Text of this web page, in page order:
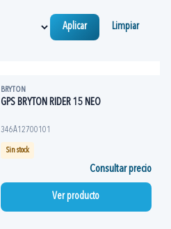
Aplicar Limpiar
BRYTON
GPS BRYTON RIDER 15 NEO
346A12700101
Sin stock
Consultar precio
Ver producto